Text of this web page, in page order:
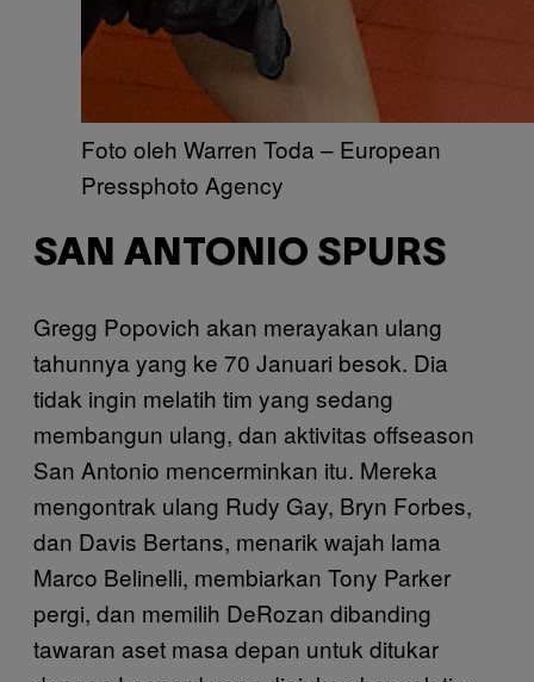
Foto oleh Warren Toda – European
Pressphoto Agency
SAN ANTONIO SPURS
Gregg Popovich akan merayakan ulang
tahunnya yang ke 70 Januari besok. Dia
tidak ingin melatih tim yang sedang
membangun ulang, dan aktivitas offseason
San Antonio mencerminkan itu. Mereka
mengontrak ulang Rudy Gay, Bryn Forbes,
dan Davis Bertans, menarik wajah lama
Marco Belinelli, membiarkan Tony Parker
pergi, dan memilih DeRozan dibanding
tawaran aset masa depan untuk ditukar